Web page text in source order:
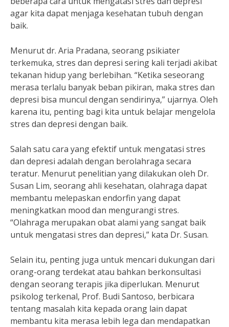
agar kita dapat menjaga kesehatan tubuh dengan
baik.
Menurut dr. Aria Pradana, seorang psikiater
terkemuka, stres dan depresi sering kali terjadi akibat
tekanan hidup yang berlebihan. “Ketika seseorang
merasa terlalu banyak beban pikiran, maka stres dan
depresi bisa muncul dengan sendirinya,” ujarnya. Oleh
karena itu, penting bagi kita untuk belajar mengelola
stres dan depresi dengan baik.
Salah satu cara yang efektif untuk mengatasi stres
dan depresi adalah dengan berolahraga secara
teratur. Menurut penelitian yang dilakukan oleh Dr.
Susan Lim, seorang ahli kesehatan, olahraga dapat
membantu melepaskan endorfin yang dapat
meningkatkan mood dan mengurangi stres.
“Olahraga merupakan obat alami yang sangat baik
untuk mengatasi stres dan depresi,” kata Dr. Susan.
Selain itu, penting juga untuk mencari dukungan dari
orang-orang terdekat atau bahkan berkonsultasi
dengan seorang terapis jika diperlukan. Menurut
psikolog terkenal, Prof. Budi Santoso, berbicara
tentang masalah kita kepada orang lain dapat
membantu kita merasa lebih lega dan mendapatkan